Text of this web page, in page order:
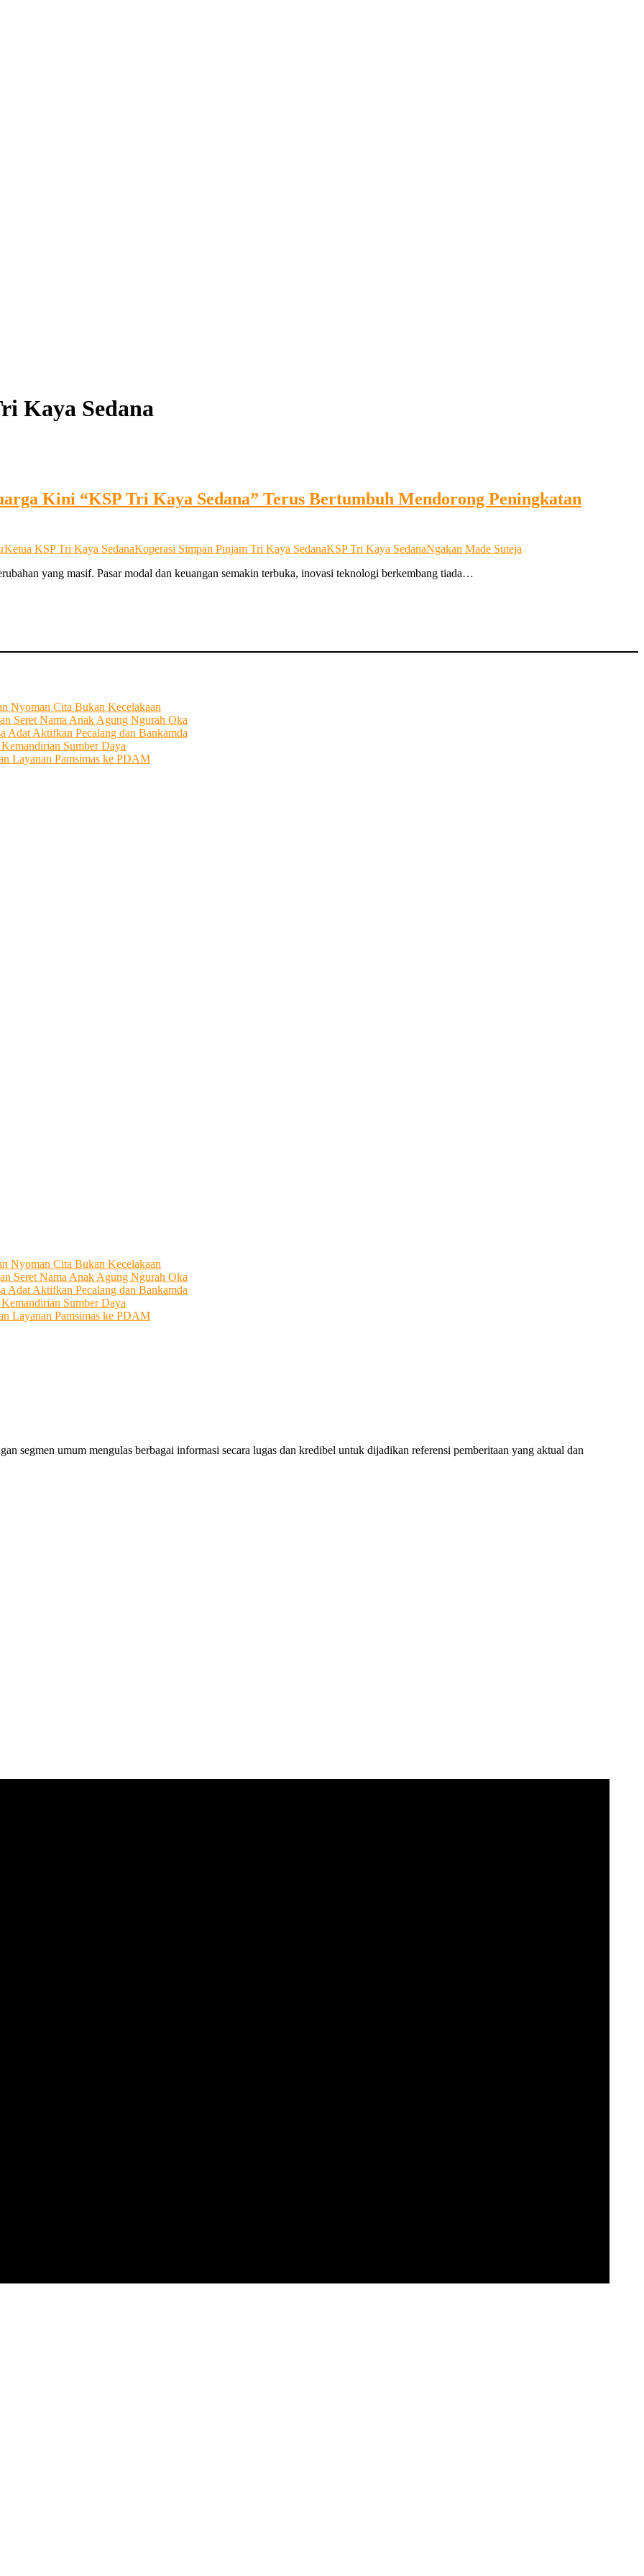
Kaya Sedana
Kini “KSP Tri Kaya Sedana” Terus Bertumbuh Mendorong Peningkatan
Ketua KSP Tri Kaya SedanaKoperasi Simpan Pinjam Tri Kaya SedanaKSP Tri Kaya SedanaNgakan Made Suteja
yang masif. Pasar modal dan keuangan semakin terbuka, inovasi teknologi berkembang tiada…
Nyoman Cita Bukan Kecelakaan
Seret Nama Anak Agung Ngurah Oka
Aktifkan Pecalang dan Bankamda
Sumber Daya
Layanan Pamsimas ke PDAM
Nyoman Cita Bukan Kecelakaan
Seret Nama Anak Agung Ngurah Oka
Aktifkan Pecalang dan Bankamda
Sumber Daya
Layanan Pamsimas ke PDAM
segmen umum mengulas berbagai informasi secara lugas dan kredibel untuk dijadikan referensi pemberitaan yang aktual dan